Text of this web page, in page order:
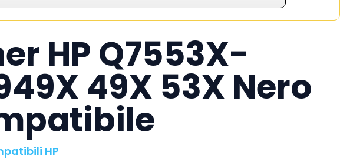
HP Q7553X-
49X 53X Nero
HP